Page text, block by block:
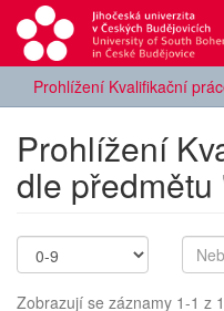
Prohlížení Kvalifikační
Prohlížení
dle
Zobrazují se záznamy 1-1 z 1